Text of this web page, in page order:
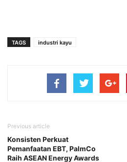
TAGS industri kayu
Previous article
Konsisten Perkuat
Pemanfaatan EBT, PalmCo
Raih ASEAN Energy Awards